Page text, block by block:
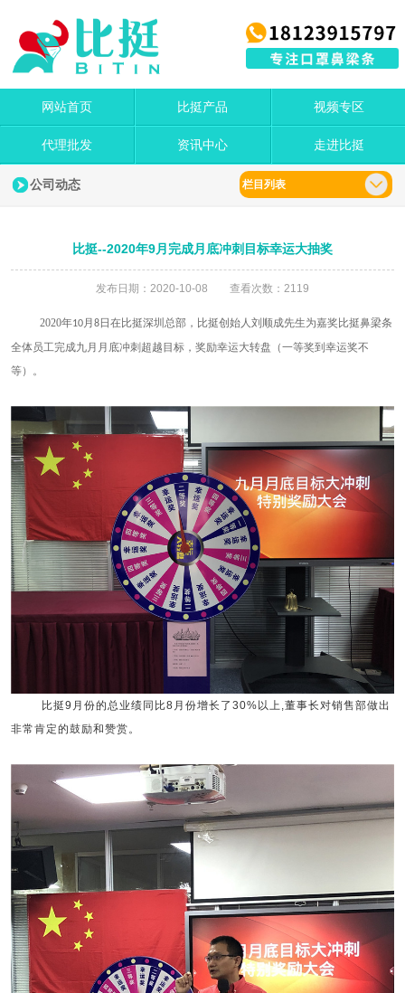
网站首页 比挺产品 视频专区
代理批发 资讯中心 走进比挺
公司动态 栏目列表
比挺--2020年9月完成月底冲刺目标幸运大抽奖
发布日期：2020-10-08 查看次数：2119
2020年10月 8日在比挺深圳总部，比挺创始人刘顺成先生为嘉奖比挺鼻梁条
全体员工完成九月月底冲刺超越目标，奖励幸运大转盘（一等奖到幸运奖不
等）。
比挺9 月份的总业绩同比8 月份增长了 30% 以上,董事长对销售部做出
非常肯定的鼓励和赞赏。